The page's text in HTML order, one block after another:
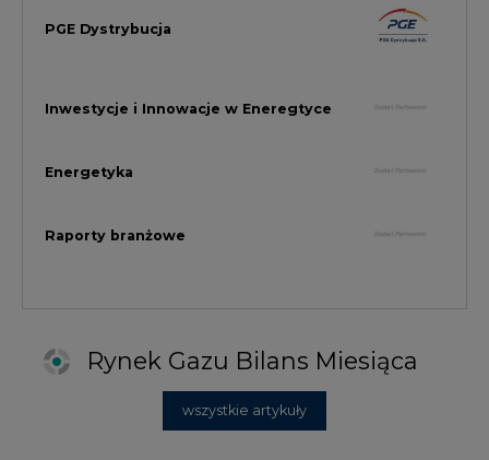
Rynek Gazu Bilans Miesiąca
1
2
PGE uruchomiła w Gdańsku pierwsze w
Polsce kotły elektrodowe, ważna